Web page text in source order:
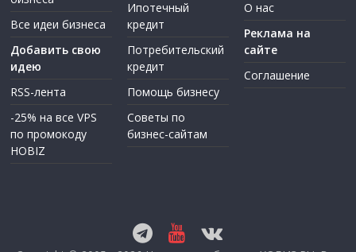
Все идеи бизнеса
Добавить свою
идею
RSS-лента
-25% на все VPS
по промокоду
HOBIZ
Ипотечный
кредит
Потребительский
кредит
Помощь бизнесу
Советы по
бизнес-сайтам
О нас
Реклама на
сайте
Соглашение